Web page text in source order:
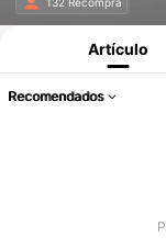
Artículo
Recomendados